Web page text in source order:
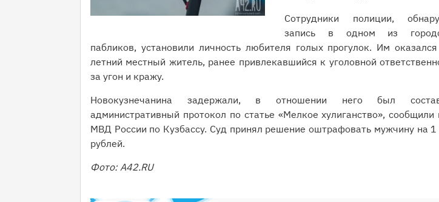
Сотрудники полиции,
запись в одном из
пабликов, установили личность любителя голых прогулок. Им
летний местный житель, ранее привлекавшийся к уголовной
за угон и кражу.
Новокузнечанина задержали, в отношении него был
административный протокол по статье «Мелкое хулиганство», сообщили
МВД России по Кузбассу. Суд принял решение оштрафовать мужчину на
рублей.
Фото: A42.RU